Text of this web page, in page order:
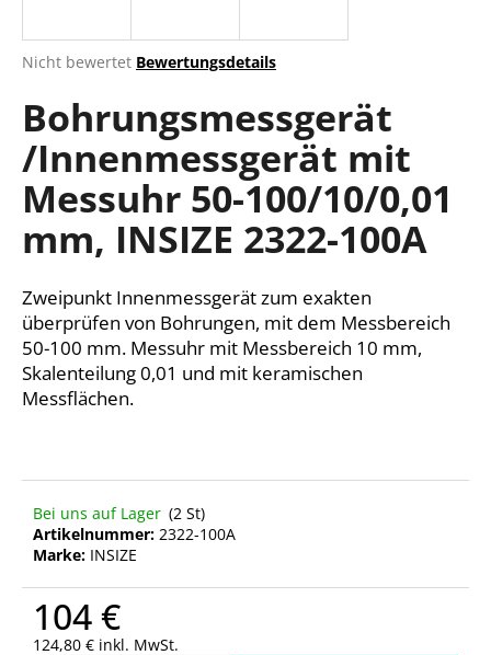
Die
Produktbewertung
ist
0,0
von
5
Sternen.
Nicht bewertet Bewertungsdetails
Bohrungsmessgerät
/Innenmessgerät mit
Messuhr 50-100/10/0,01
mm, INSIZE 2322-100A
Zweipunkt Innenmessgerät zum exakten
überprüfen von Bohrungen, mit dem Messbereich
50-100 mm. Messuhr mit Messbereich 10 mm,
Skalenteilung 0,01 und mit keramischen
Messflächen.
Bei uns auf Lager (2 St)
Artikelnummer: 2322-100A
Marke: INSIZE
104 €
124,80 € inkl. MwSt.
W
r
e
p
f
e
h
l